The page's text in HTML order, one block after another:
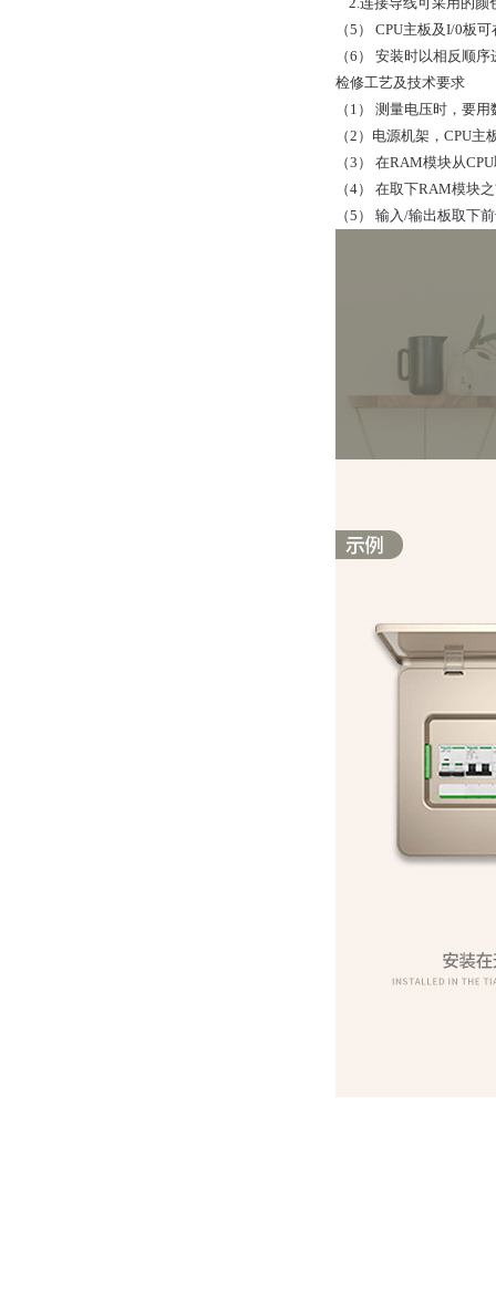
（5） CPU主板及I/0板
（6） 安装时以相反顺序
检修工艺及技术要求
（1） 测量电压时，要
（2）电源机架，CPU
（3） 在RAM模块从
（4） 在取下RAM模块
（5） 输入/输出板取下